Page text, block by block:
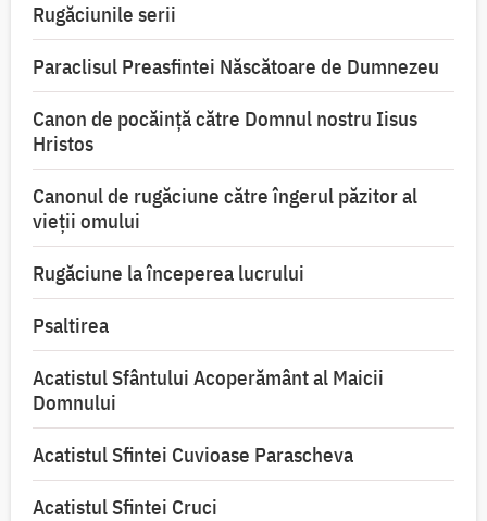
Rugăciunile serii
Paraclisul Preasfintei Născătoare de Dumnezeu
Canon de pocăință către Domnul nostru Iisus
Hristos
Canonul de rugăciune către îngerul păzitor al
vieții omului
Rugăciune la începerea lucrului
Psaltirea
Acatistul Sfântului Acoperământ al Maicii
Domnului
Acatistul Sfintei Cuvioase Parascheva
Acatistul Sfintei Cruci